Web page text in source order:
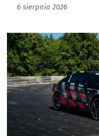
6 sierpnia 2026